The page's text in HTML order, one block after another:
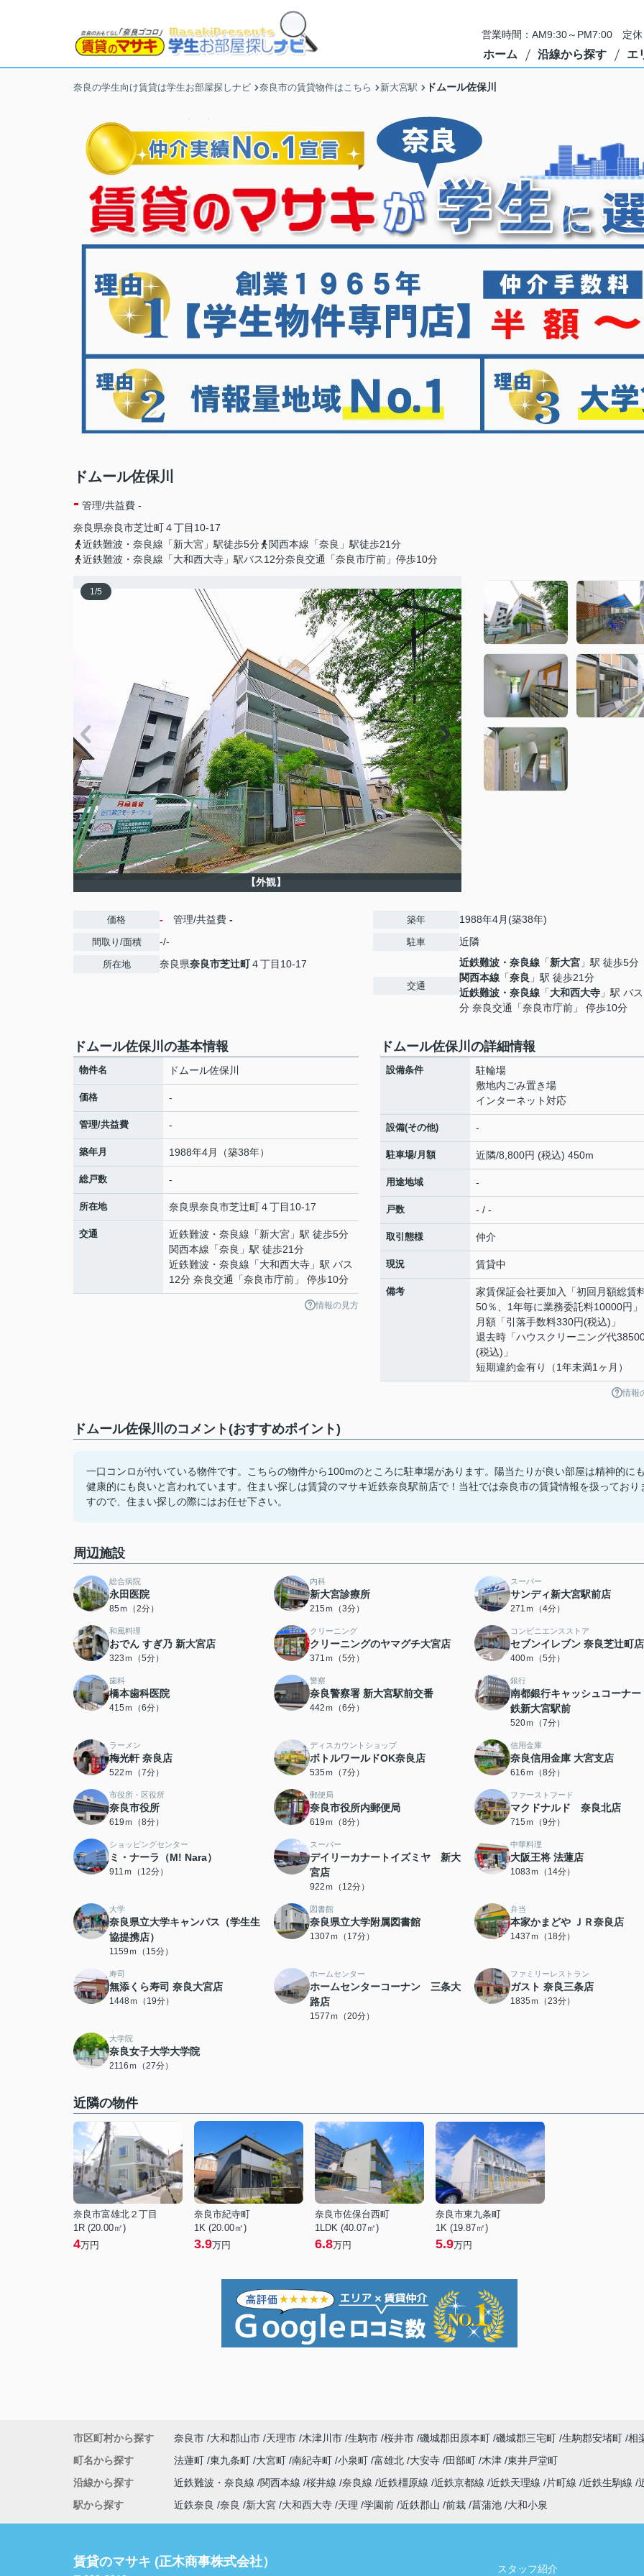
営業時間：AM9:30～PM7:00 定休
ホーム 沿線から探す エ
奈良の学生向け賃貸は学生お部屋探しナビ 奈良市の賃貸物件はこちら 新大宮駅 ドムール佐保川
ドムール佐保川
- 管理/共益費 -
奈良県奈良市芝辻町４丁目10-17
近鉄難波・奈良線「新大宮」駅徒歩5分
関西本線「奈良」駅徒歩21分
近鉄難波・奈良線「大和西大寺」駅バス12分奈良交通「奈良市庁前」停歩10分
1/5
【外観】
価格 - 管理/共益費 -
間取り/面積 -/-
所在地 奈良県奈良市芝辻町４丁目10-17
築年 1988年4月(築38年)
駐車 近隣
交通
近鉄難波・奈良線 「新大宮 」駅 徒歩5分
関西本線 「奈良 」駅 徒歩21分
近鉄難波・奈良線 「大和西大寺 」駅 バ
分 奈良交通「奈良市庁前」 停歩10分
ドムール佐保川の基本情報
物件名 ドムール佐保川
価格 -
管理/共益費 -
築年月 1988年4月（築38年）
総戸数 -
所在地 奈良県奈良市芝辻町４丁目10-17
交通 近鉄難波・奈良線 「新大宮 」駅 徒歩5分
関西本線 「奈良 」駅 徒歩21分
近鉄難波・奈良線 「大和西大寺 」駅 バス
12分 奈良交通「奈良市庁前」 停歩10分
情報の見方
ドムール佐保川の詳細情報
設備条件
駐輪場
敷地内ごみ置き場
インターネット対応
設備(その他) -
駐車場/月額 近隣/8,800円 (税込) 450m
用途地域 -
戸数 - / -
取引態様 仲介
現況 賃貸中
備考
家賃保証会社要加入「初回月額総賃
50％、1年毎に業務委託料10000円」
月額「引落手数料330円(税込)」
退去時「ハウスクリーニング代
(税込)」
短期違約金有り（1年未満1ヶ月）
情報
ドムール佐保川のコメント(おすすめポイント)
一口コンロが付いている物件です。こちらの物件から100mのところに駐車場があります。陽当たりが良い部屋は精神的に
健康的にも良いと言われています。住まい探しは賃貸のマサキ近鉄奈良駅前店で！当社では奈良市の賃貸情報を扱っており
すので、住まい探しの際にはお任せ下さい。
周辺施設
総合病院
永田医院
85ｍ（2分）
内科
新大宮診療所
215ｍ（3分）
スーパー
サンディ新大宮駅前店
271ｍ（4分）
和風料理
おでん すぎ乃 新大宮店
323ｍ（5分）
クリーニング
クリーニングのヤマグチ大宮店
371ｍ（5分）
コンビニエンスストア
セブンイレブン 奈良芝辻町店
400ｍ（5分）
歯科
橋本歯科医院
415ｍ（6分）
警察
奈良警察署 新大宮駅前交番
442ｍ（6分）
銀行
南都銀行キャッシュコーナ
鉄新大宮駅前
520ｍ（7分）
ラーメン
梅光軒 奈良店
522ｍ（7分）
ディスカウントショップ
ボトルワールドOK奈良店
535ｍ（7分）
信用金庫
奈良信用金庫 大宮支店
616ｍ（8分）
市役所・区役所
奈良市役所
619ｍ（8分）
郵便局
奈良市役所内郵便局
619ｍ（8分）
ファーストフード
マクドナルド 奈良北店
715ｍ（9分）
ショッピングセンター
ミ・ナーラ（M! Nara）
911ｍ（12分）
スーパー
デイリーカナートイズミヤ 新大
宮店
922ｍ（12分）
中華料理
大阪王将 法蓮店
1083ｍ（14分）
大学
奈良県立大学キャンパス（学生生
協提携店）
1159ｍ（15分）
図書館
奈良県立大学附属図書館
1307ｍ（17分）
弁当
本家かまどや ＪＲ奈良店
1437ｍ（18分）
寿司
無添くら寿司 奈良大宮店
1448ｍ（19分）
ホームセンター
ホームセンターコーナン 三条大
路店
1577ｍ（20分）
ファミリーレストラン
ガスト 奈良三条店
1835ｍ（23分）
大学院
奈良女子大学大学院
2116ｍ（27分）
近隣の物件
奈良市富雄北２丁目
1R (20.00㎡)
4万円
奈良市紀寺町
1K (20.00㎡)
3.9万円
奈良市佐保台西町
1LDK (40.07㎡)
6.8万円
奈良市東九条町
1K (19.87㎡)
5.9万円
市区町村から探す 奈良市 大和郡山市 天理市 木津川市 生駒市 桜井市 磯城郡田原本町 磯城郡三宅町 生駒郡安堵町 相
町名から探す
法蓮町 東九条町 大宮町 南紀寺町 小泉町 富雄北 大安寺 田部町 木津 東井戸堂町
沿線から探す
近鉄難波・奈良線 関西本線 桜井線 奈良線 近鉄橿原線 近鉄京都線 近鉄天理線 片町線 近鉄生駒線
駅から探す
近鉄奈良 奈良 新大宮 大和西大寺 天理 学園前 近鉄郡山 前栽 菖蒲池 大和小泉
賃貸のマサキ (正木商事株式会社） スタッフ紹介